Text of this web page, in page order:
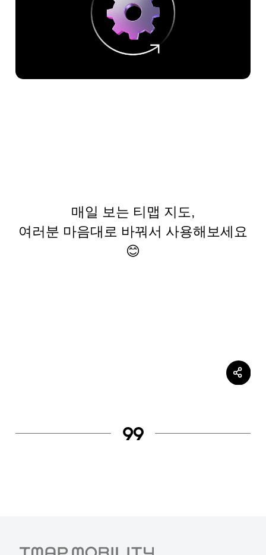
매일 보는 티맵 지도,
여러분 마음대로 바꿔서 사용해보세요
😊